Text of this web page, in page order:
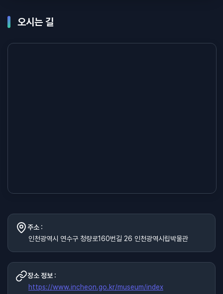
오시는 길
주소 :
인천광역시 연수구 청량로160번길 26 인천광역시립박물관
장소 정보 :
https://www.incheon.go.kr/museum/index